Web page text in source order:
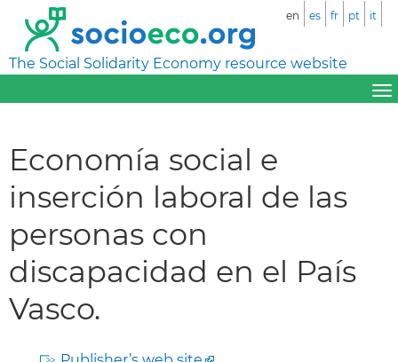
The Social Solidarity Economy resource website
en es fr pt it
Economía social e
inserción laboral de las
personas con
discapacidad en el País
Vasco.